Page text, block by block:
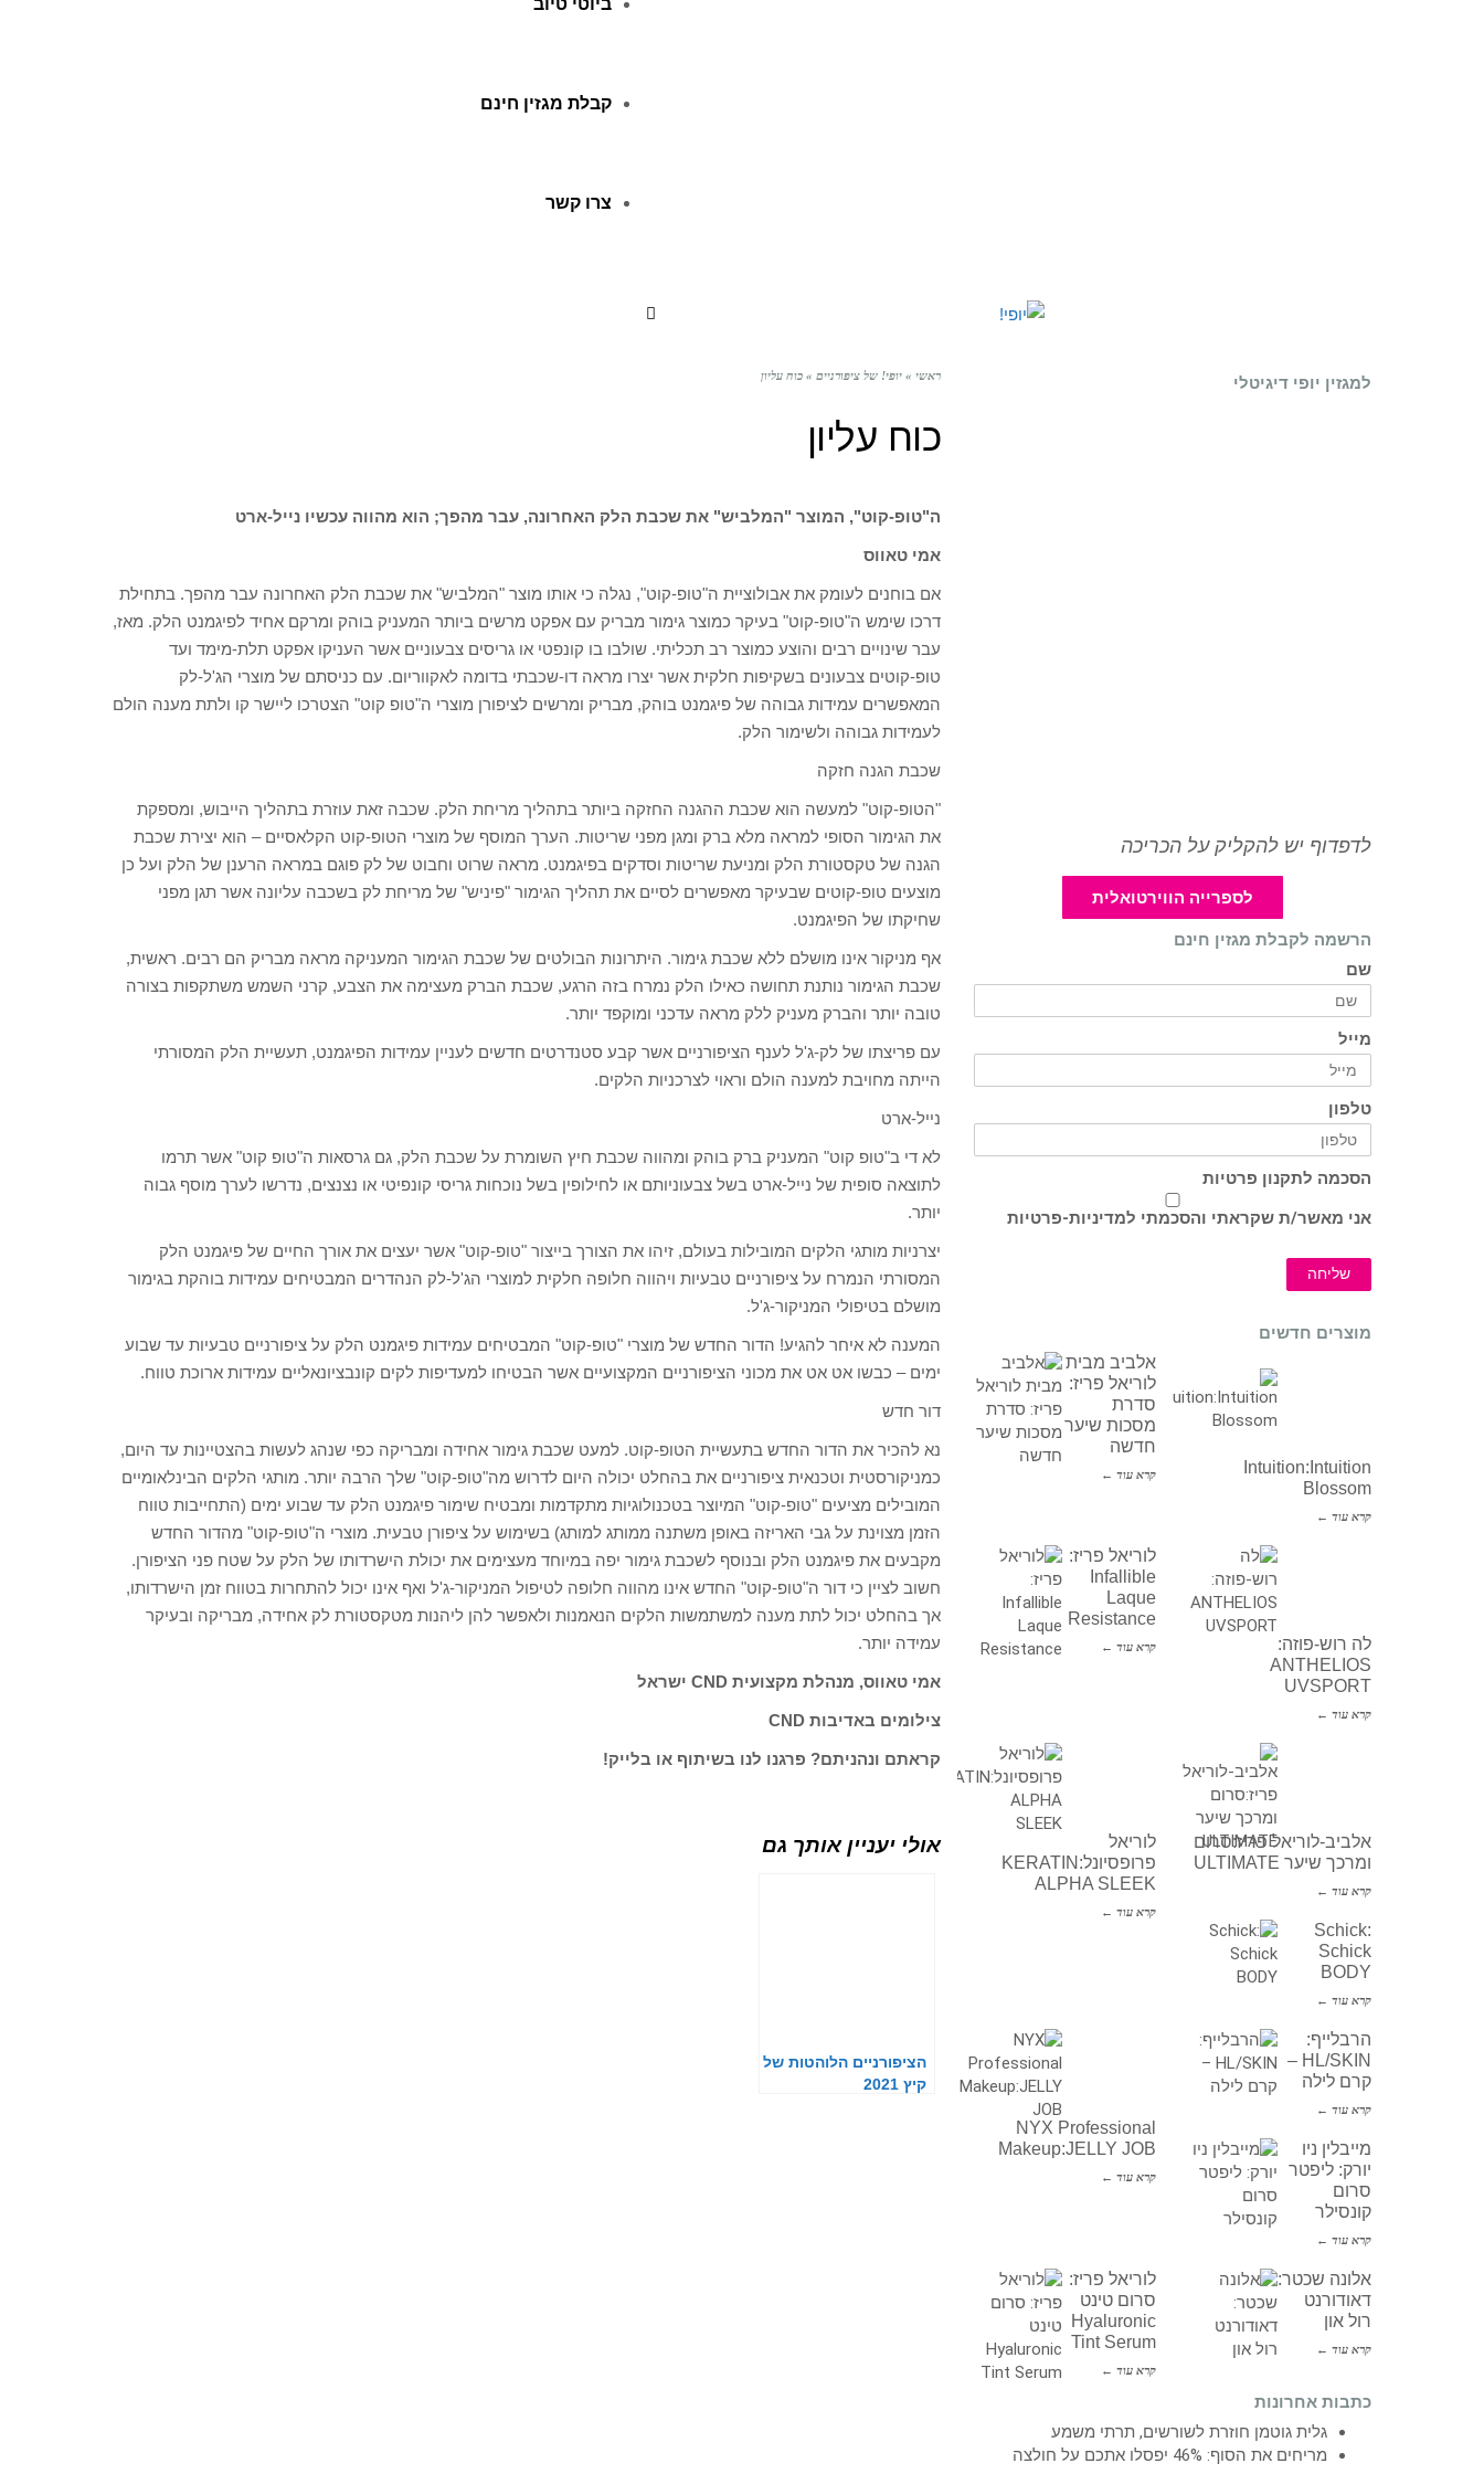
ביוטי טיוב
קבלת מגזין חינם
צרו קשר
ראשי » יופי! של ציפורניים » כוח עליון
כוח עליון
ה"טופ-קוט", המוצר "המלביש" את שכבת הלק האחרונה, עבר מהפך; הוא מהווה עכשיו נייל-ארט
אמי טאווס
אם בוחנים לעומק את אבולוציית ה"טופ-קוט", נגלה כי אותו מוצר "המלביש" את שכבת הלק האחרונה עבר מהפך. בתחילת
דרכו שימש ה"טופ-קוט" בעיקר כמוצר גימור מבריק עם אפקט מרשים ביותר המעניק בוהק ומרקם אחיד לפיגמנט הלק. מאז,
עבר שינויים רבים והוצע כמוצר רב תכליתי. שולבו בו קונפטי או גריסים צבעוניים אשר העניקו אפקט תלת-מימד ועד
טופ-קוטים צבעונים בשקיפות חלקית אשר יצרו מראה דו-שכבתי בדומה לאקווריום. עם כניסתם של מוצרי הג'ל-לק
המאפשרים עמידות גבוהה של פיגמנט בוהק, מבריק ומרשים לציפורן מוצרי ה"טופ קוט" הצטרכו ליישר קו ולתת מענה הולם
לעמידות גבוהה ולשימור הלק.
שכבת הגנה חזקה
"הטופ-קוט" למעשה הוא שכבת ההגנה החזקה ביותר בתהליך מריחת הלק. שכבה זאת עוזרת בתהליך הייבוש, ומספקת
את הגימור הסופי למראה מלא ברק ומגן מפני שריטות. הערך המוסף של מוצרי הטופ-קוט הקלאסיים – הוא יצירת שכבת
הגנה של טקסטורת הלק ומניעת שריטות וסדקים בפיגמנט. מראה שרוט וחבוט של לק פוגם במראה הרענן של הלק ועל כן
מוצעים טופ-קוטים שבעיקר מאפשרים לסיים את תהליך הגימור "פיניש" של מריחת לק בשכבה עליונה אשר תגן מפני
שחיקתו של הפיגמנט.
אף מניקור אינו מושלם ללא שכבת גימור. היתרונות הבולטים של שכבת הגימור המעניקה מראה מבריק הם רבים. ראשית,
שכבת הגימור נותנת תחושה כאילו הלק נמרח בזה הרגע, שכבת הברק מעצימה את הצבע, קרני השמש משתקפות בצורה
טובה יותר והברק מעניק ללק מראה עדכני ומוקפד יותר.
עם פריצתו של לק-ג'ל לענף הציפורניים אשר קבע סטנדרטים חדשים לעניין עמידות הפיגמנט, תעשיית הלק המסורתי
הייתה מחויבת למענה הולם וראוי לצרכניות הלקים.
נייל-ארט
לא די ב"טופ קוט" המעניק ברק בוהק ומהווה שכבת חיץ השומרת על שכבת הלק, גם גרסאות ה"טופ קוט" אשר תרמו
לתוצאה סופית של נייל-ארט בשל צבעוניותם או לחילופין בשל נוכחות גריסי קונפיטי או נצנצים, נדרשו לערך מוסף גבוה
יותר.
יצרניות מותגי הלקים המובילות בעולם, זיהו את הצורך בייצור "טופ-קוט" אשר יעצים את אורך החיים של פיגמנט הלק
המסורתי הנמרח על ציפורניים טבעיות ויהווה חלופה חלקית למוצרי הג'ל-לק הנהדרים המבטיחים עמידות בוהקת בגימור
מושלם בטיפולי המניקור-ג'ל.
המענה לא איחר להגיע! הדור החדש של מוצרי "טופ-קוט" המבטיחים עמידות פיגמנט הלק על ציפורניים טבעיות עד שבוע
ימים – כבשו אט אט את מכוני הציפורניים המקצועיים אשר הבטיחו למעדיפות לקים קונבציונאליים עמידות ארוכת טווח.
דור חדש
נא להכיר את הדור החדש בתעשיית הטופ-קוט. למעט שכבת גימור אחידה ומבריקה כפי שנהג לעשות בהצטיינות עד היום,
כמניקורסטית וטכנאית ציפורניים את בהחלט יכולה היום לדרוש מה"טופ-קוט" שלך הרבה יותר. מותגי הלקים הבינלאומיים
המובילים מציעים "טופ-קוט" המיוצר בטכנולוגיות מתקדמות ומבטיח שימור פיגמנט הלק עד שבוע ימים (התחייבות טווח
הזמן מצוינת על גבי האריזה באופן משתנה ממותג למותג) בשימוש על ציפורן טבעית. מוצרי ה"טופ-קוט" מהדור החדש
מקבעים את פיגמנט הלק ובנוסף לשכבת גימור יפה במיוחד מעצימים את יכולת הישרדותו של הלק על שטח פני הציפורן.
חשוב לציין כי דור ה"טופ-קוט" החדש אינו מהווה חלופה לטיפול המניקור-ג'ל ואף אינו יכול להתחרות בטווח זמן הישרדותו,
אך בהחלט יכול לתת מענה למשתמשות הלקים הנאמנות ולאפשר להן ליהנות מטקסטורת לק אחידה, מבריקה ובעיקר
עמידה יותר.
אמי טאווס, מנהלת מקצועית CND ישראל
צילומים באדיבות CND
קראתם ונהניתם? פרגנו לנו בשיתוף או בלייק!
אולי יעניין אותך גם
הציפורניים הלוהטות של
קיץ 2021
למגזין יופי דיגיטלי
לדפדוף יש להקליק על הכריכה
לספרייה הווירטואלית
הרשמה לקבלת מגזין חינם
שם
מייל
טלפון
הסכמה לתקנון פרטיות
אני מאשר/ת שקראתי והסכמתי למדיניות-פרטיות
שליחה
מוצרים חדשים
אלביב מבית
לוריאל פריז:
סדרת
מסכות שיער
חדשה
קרא עוד ←
Intuition:Intuition
Blossom
קרא עוד ←
לוריאל פריז:
Infallible
Laque
Resistance
קרא עוד ←
לה רוש-פוזה:
ANTHELIOS
UVSPORT
קרא עוד ←
לוריאל
פרופסיונל:KERATIN
ALPHA SLEEK
קרא עוד ←
אלביב-לוריאל פריז:סרום
ומרכך שיער ULTIMATE
קרא עוד ←
Schick:
Schick
BODY
קרא עוד ←
NYX Professional
Makeup:JELLY JOB
קרא עוד ←
הרבלייף:
HL/SKIN –
קרם לילה
קרא עוד ←
מייבלין ניו
יורק: ליפטר
סרום
קונסילר
קרא עוד ←
לוריאל פריז:
סרום טינט
Hyaluronic
Tint Serum
קרא עוד ←
אלונה שכטר:
דאודורנט
רול און
קרא עוד ←
כתבות אחרונות
גלית גוטמן חוזרת לשורשים, תרתי משמע
מריחים את הסוף: 46% יפסלו אתכם על חולצה